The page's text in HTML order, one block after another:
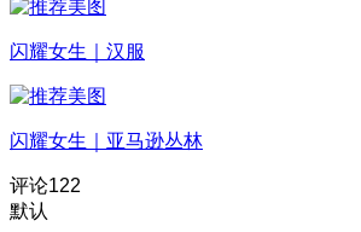
闪耀女生｜汉服
闪耀女生｜亚马逊丛林
评论122
默认